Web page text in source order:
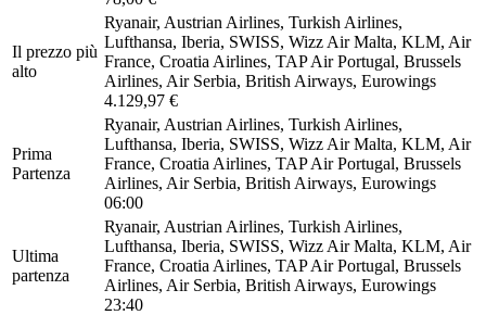
Il prezzo più
alto
Ryanair, Austrian Airlines, Turkish Airlines,
Lufthansa, Iberia, SWISS, Wizz Air Malta, KLM, Air
France, Croatia Airlines, TAP Air Portugal, Brussels
Airlines, Air Serbia, British Airways, Eurowings
4.129,97 €
Prima
Partenza
Ryanair, Austrian Airlines, Turkish Airlines,
Lufthansa, Iberia, SWISS, Wizz Air Malta, KLM, Air
France, Croatia Airlines, TAP Air Portugal, Brussels
Airlines, Air Serbia, British Airways, Eurowings
06:00
Ultima
partenza
Ryanair, Austrian Airlines, Turkish Airlines,
Lufthansa, Iberia, SWISS, Wizz Air Malta, KLM, Air
France, Croatia Airlines, TAP Air Portugal, Brussels
Airlines, Air Serbia, British Airways, Eurowings
23:40